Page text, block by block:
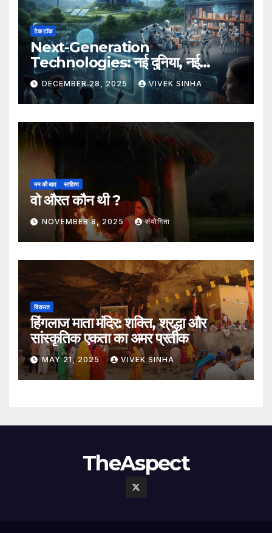
टेक टॉक
Next-Generation
Technologies: नई दुनिया, नई
संभावनाएँ, नया भविष्य
DECEMBER 28, 2025 VIVEK SINHA
मन की बात साहित्य
वो औरत कौन थी ?
NOVEMBER 8, 2025 संयोगिता
विरासत
हिंगलाज माता मंदिर: शक्ति, श्रद्धा और
सांस्कृतिक एकता का अमर प्रतीक
MAY 21, 2025 VIVEK SINHA
TheAspect